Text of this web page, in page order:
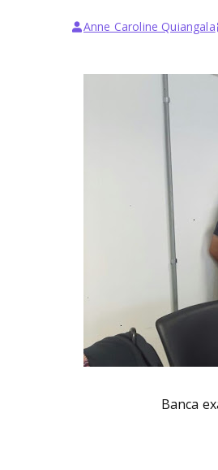
Anne Caroline Quiangala
Banca